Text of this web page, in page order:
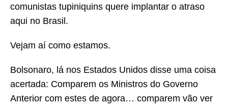
comunistas tupiniquins quere implantar o atraso
aqui no Brasil.
Vejam aí como estamos.
Bolsonaro, lá nos Estados Unidos disse uma coisa
acertada: Comparem os Ministros do Governo
Anterior com estes de agora… comparem vão ver